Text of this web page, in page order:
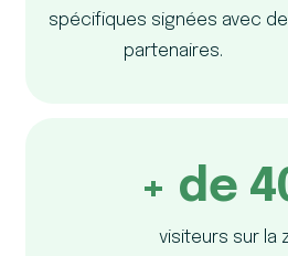
spécifiques signées avec
partenaires.
+ de
visiteurs sur la